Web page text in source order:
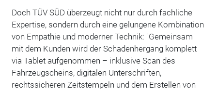
Doch TÜV SÜD überzeugt nicht nur durch fachliche
Expertise, sondern durch eine gelungene Kombination
von Empathie und moderner Technik: "Gemeinsam
mit dem Kunden wird der Schadenhergang komplett
via Tablet aufgenommen – inklusive Scan des
Fahrzeugscheins, digitalen Unterschriften,
rechtssicheren Zeitstempeln und dem Erstellen von